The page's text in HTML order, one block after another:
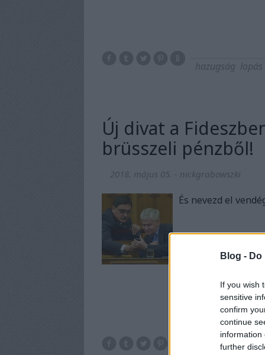
Blog -
If you wish
sensitive
confirm
continue
information
further
hazugság lopás
Új divat a
brüsszeli pénzből!
2018. május 05. - nickgrabowszki
És nevezd el